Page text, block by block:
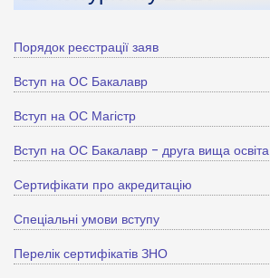
Порядок реєстрації заяв
Вступ на ОС Бакалавр
Вступ на ОС Магістр
Вступ на ОС Бакалавр - друга вища освіта
Сертифікати про акредитацію
Спеціальні умови вступу
Перелік сертифікатів ЗНО